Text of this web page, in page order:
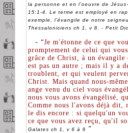
la personne et en l’oeuvre de
15:1-4. Le terme est employé en
exemple, l’évangile de notre
Thessaloniciens ch 1, v 8. - Petit
- “Je m'étonne de ce que
promptement de celui qui
grâce de Christ, à un
est pas un autre ; mais il y a
troublent, et qui veulent
Christ. Mais quand nous-
ange venu du ciel vous
nous vous avons évangélisé,
Comme nous l'avons déjà dit,
le dis encore : si quelqu'un
ce que vous avez reçu, qu'il
Galates ch 1, v 6 à 9 ”